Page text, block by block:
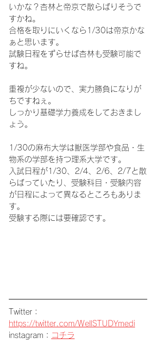
いかな？杏林と帝京で散らばりそうで
すかね。
合格を取りにいくなら1/30は帝京かな
ぁと思います。
試験日程をずらせば杏林も受験可能で
すね。
重複が少ないので、実力勝負になりが
ちですねぇ。
しっかり基礎学力養成をしておきまし
ょう。
1/30の麻布大学は獣医学部や食品・生
物系の学部を持つ理系大学です。
入試日程が1/30、2/4、2/6、2/7と散
らばっていたり、受験科目・受験内容
が日程によって異なるところもありま
す。
受験する際には要確認です。
Twitter：
https://twitter.com/WellSTUDYmedi
instagram： コチラ